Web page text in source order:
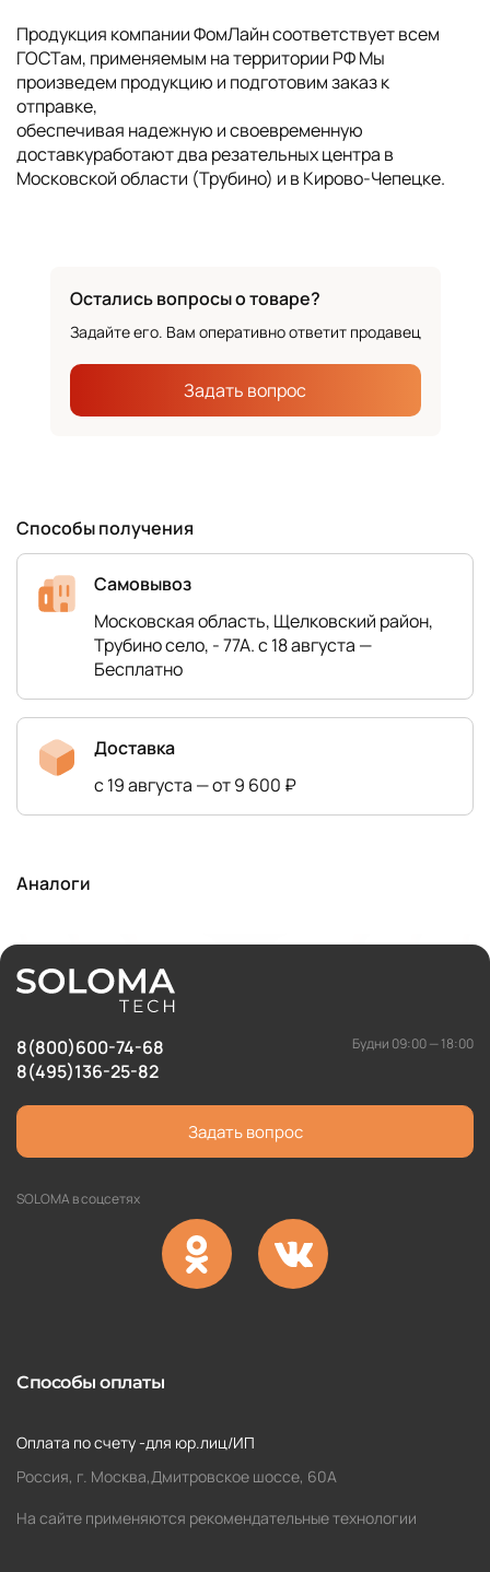
Продукция компании ФомЛайн соответствует всем
ГОСТам, применяемым на территории РФ Мы
произведем продукцию и подготовим заказ к
отправке,
обеспечивая надежную и своевременную
доставкуработают два резательных центра в
Московской области (Трубино) и в Кирово-Чепецке.
Способы получения
Самовывоз
Московская область, Щелковский район,
Трубино село, - 77А. с 18 августа —
Бесплатно
Доставка
с 19 августа — от 9 600 ₽
Остались вопросы о товаре?
Задайте его. Вам оперативно ответит продавец
Задать вопрос
Аналоги
8(800)600-74-68
8(495)136-25-82
Будни 09:00 — 18:00
Задать вопрос
SOLOMA в соцсетях
Способы оплаты
Оплата по счету -для юр.лиц/ИП
Россия, г. Москва,Дмитровское шоссе, 60А
На сайте применяются рекомендательные технологии